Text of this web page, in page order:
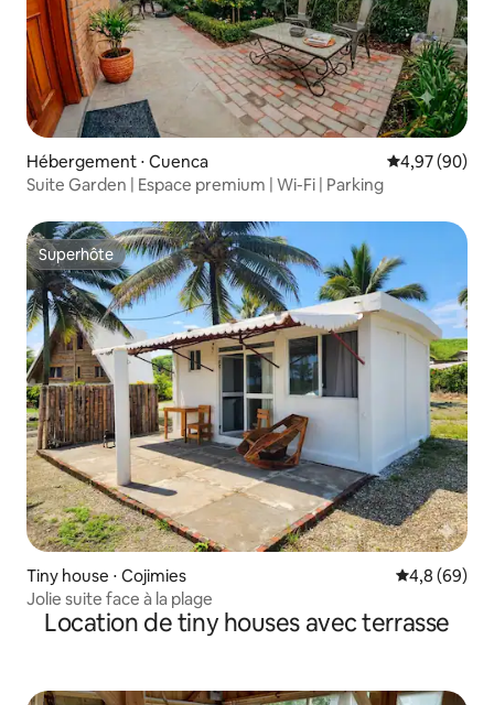
Hébergement ⋅ Cuenca Évaluation
4,97 (90)
Suite Garden | Espace premium | Wi-Fi | Parking
Superhôte
Superhôte
Tiny house ⋅ Cojimies Évaluation
4,8 (69)
Jolie suite face à la plage
Location de tiny houses avec terrasse